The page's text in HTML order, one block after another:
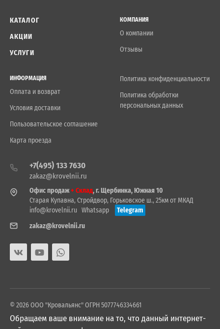
КАТАЛОГ
АКЦИИ
УСЛУГИ
КОМПАНИЯ
О компании
Отзывы
ИНФОРМАЦИЯ
Оплата и возврат
Условия доставки
Пользовательское соглашение
Карта проезда
Политика конфиденциальности
Политика обработки
персональных данных
+7(495) 133 7630
zakaz@krovelnii.ru
Офис продаж+ Склад, г. Щербинка, Южная 10
Старая Купавна, Стройдвор, Горьковское ш., 25км от МКАД
info@krovelnii.ru Whatsapp
Telegram
zakaz@krovelnii.ru
© 2026 ООО "Кровальянс" ОГРН 5077746334661
Обращаем ваше внимание на то, что данный интернет-